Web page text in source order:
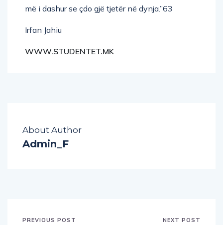
më i dashur se çdo gjë tjetër në dynja.”63
Irfan Jahiu
WWW.STUDENTET.MK
About Author
Admin_F
PREVIOUS POST NEXT POST